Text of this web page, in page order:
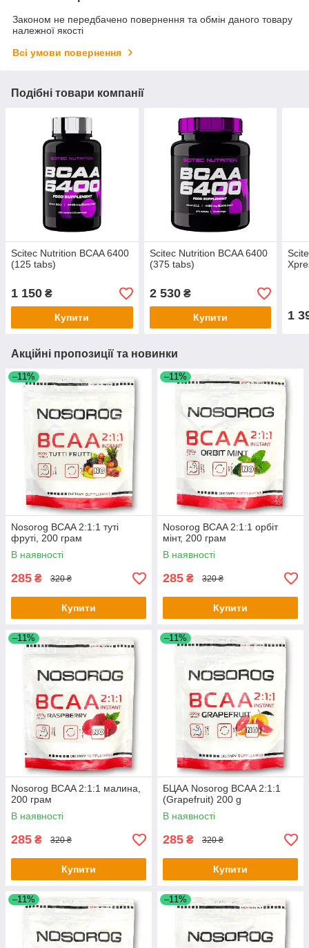
Законом не передбачено повернення та обмін даного товару
належної якості
Всі умови повернення
Подібні товари компанії
Scitec Nutrition BCAA 6400
(125 tabs)
1 150 ₴
Купити
Scitec Nutrition BCAA 6400
(375 tabs)
2 530₴
Купити 1
Акційні пропозиції та новинки
–11%
Nosorog BCAA 2:1:1 туті
фруті, 200 грам
В наявності
285 ₴ 320 ₴
Купити
–11%
Nosorog BCAA 2:1:1 орбіт
мінт, 200 грам
В наявності
285 ₴ 320 ₴
Купити
–11%
Nosorog BCAA 2:1:1 малина,
200 грам
В наявності
285 ₴ 320 ₴
Купити
–11%
БЦАА Nosorog BCAA 2:1:1
(Grapefruit) 200 g
В наявності
285 ₴ 320 ₴
Купити
–11% –11%